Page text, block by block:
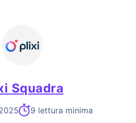
Squadra
9 lettura minima